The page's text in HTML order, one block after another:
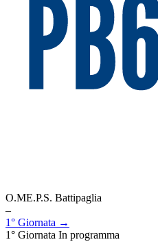
O.ME.P.S. Battipaglia
–
1° Giornata →
1° Giornata In programma